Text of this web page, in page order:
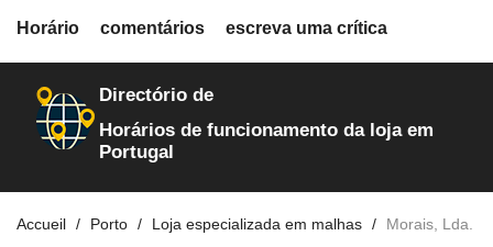
loja-de-artigos-para-trico
Directório de
Horários de funcionamento da loja em
Portugal
Accueil Porto Loja especializada em malhas Morais, Lda.
Horário comentários escreva uma crítica